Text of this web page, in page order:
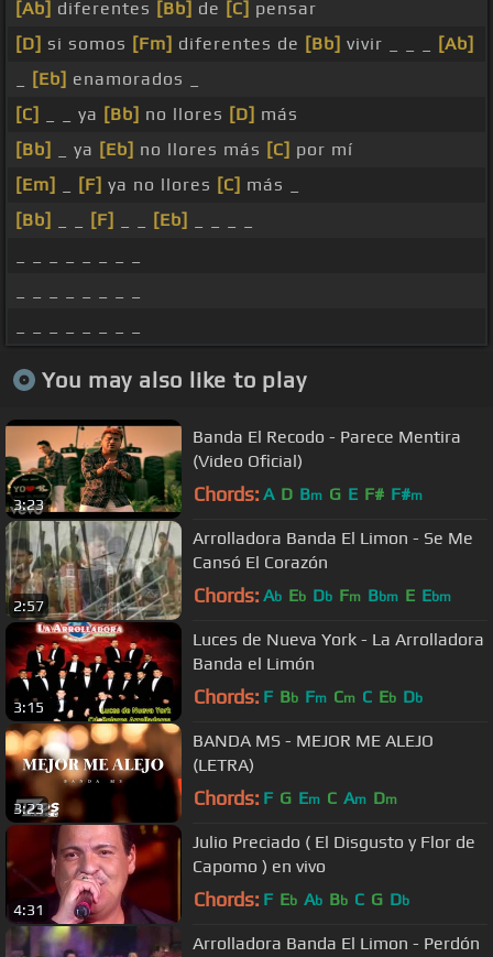
[Ab] diferentes [Bb] de [C] pensar
[D] si somos [Fm] diferentes de [Bb] vivir _ _ _
[Ab]
[Eb] enamorados _
[C]
_ _ ya [Bb] no llores [D] más
[Bb]
_ ya [Eb] no llores más [C] por mí
[Em]
[F] ya no llores [C] más _
[Bb]
[F] [Eb]
You may also like to play
3:23
Banda El Recodo - Parece Mentira
(Video Oficial)
Chords: A D Bm G E F# F#m
2:57
Arrolladora Banda El Limon - Se Me
Cansó El Corazón
Chords: Ab Eb Db Fm Bbm E Ebm
3:15
Luces de Nueva York - La Arrolladora
Banda el Limón
Chords: F Bb Fm Cm C Eb Db
3:23
BANDA MS - MEJOR ME ALEJO
(LETRA)
Chords: F G Em C Am Dm
4:31
Julio Preciado ( El Disgusto y Flor de
Capomo ) en vivo
Chords: F Eb Ab Bb C G Db
Arrolladora Banda El Limon - Perdón